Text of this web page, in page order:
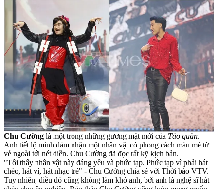
Chu Cường là một trong những gương mặt mới của Táo quân.
Anh tiết lộ mình đảm nhận một nhân vật có phong cách màu mè từ
vẻ ngoài tới nét diễn. Chu Cường đã đọc rất kỹ kịch bản.
"Tôi thấy nhân vật này đáng yêu và phức tạp. Phức tạp vì phải hát
chèo, hát ví, hát nhạc trẻ" - Chu Cường chia sẻ với Thời báo VTV.
Tuy nhiên, điều đó cũng không làm khó anh, bởi anh là nghệ sĩ hát